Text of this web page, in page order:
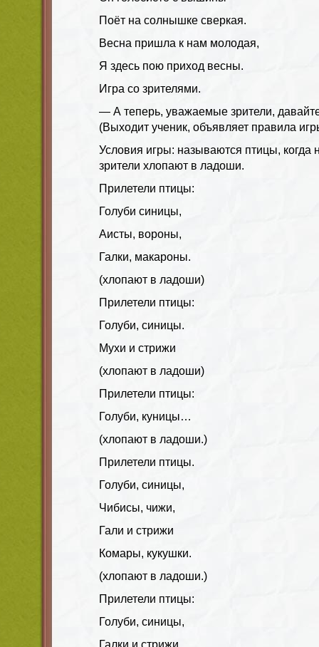
Поёт на солнышке сверкая.
Весна пришла к нам молодая,
Я здесь пою приход весны.
Игра со зрителями.
— А теперь, уважаемые зрители,
(Выходит ученик, объявляет правила
Условия игры: называются птицы, когда
зрители хлопают в ладоши.
Прилетели птицы:
Голуби синицы,
Аисты, вороны,
Галки, макароны.
(хлопают в ладоши)
Прилетели птицы:
Голуби, синицы.
Мухи и стрижи
(хлопают в ладоши)
Прилетели птицы:
Голуби, куницы…
(хлопают в ладоши.)
Прилетели птицы.
Голуби, синицы,
Чибисы, чижи,
Гали и стрижи
Комары, кукушки.
(хлопают в ладоши.)
Прилетели птицы:
Голуби, синицы,
Галки и стрижи,